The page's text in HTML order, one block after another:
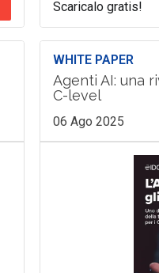
Scaricalo gratis!
WHITE PAPER
Agenti AI: una
C-level
06 Ago 2025